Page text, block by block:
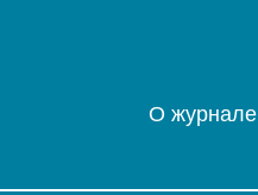
О журнале